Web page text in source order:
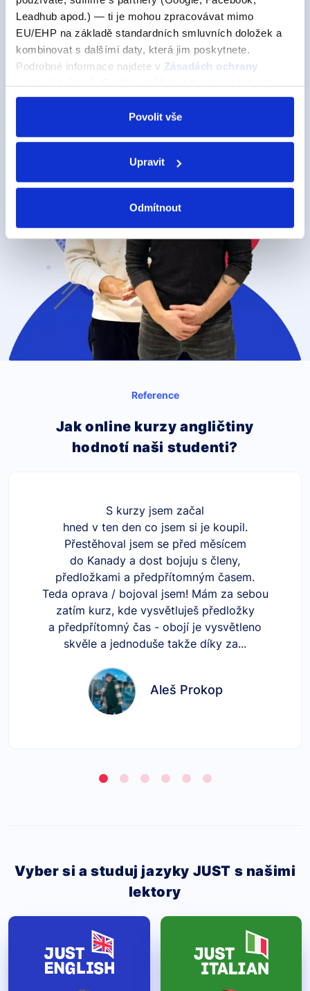
Leadhub apod.) — ti je mohou zpracovávat mimo
EU/EHP na základě standardních smluvních doložek a
kombinovat s dalšími daty, která jim poskytnete.
Podrobné informace najdete v Zásadách ochrany
odvolat v nastavení cookies, případně se obrátit na
Povolit vše
Upravit
Odmítnout
Zjisti o nás více
Reference
Jak online kurzy angličtiny
hodnotí naši studenti?
S kurzy jsem začal
hned v ten den co jsem si je koupil.
Přestěhoval jsem se před měsícem
do Kanady a dost bojuju s členy,
předložkami a předpřítomným časem.
Teda oprava / bojoval jsem! Mám za sebou
zatím kurz, kde vysvětluješ předložky
a předpřítomný čas - obojí je vysvětleno
skvěle a jednoduše takže díky za...
Aleš Prokop
Vyber si a studuj jazyky JUST s našimi
lektory